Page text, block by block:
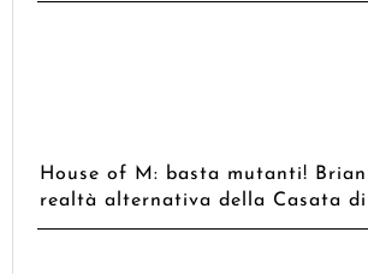
House of M: basta mutanti!
realtà alternativa della Casata